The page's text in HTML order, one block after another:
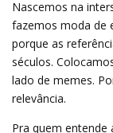
Nascemos na
fazemos moda de
porque as
séculos.
lado de memes.
relevância.
Pra quem entende